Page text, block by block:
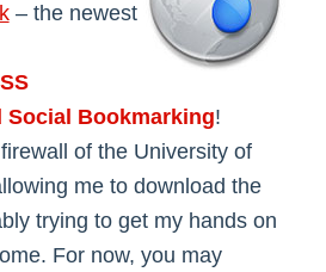
– the newest
Social Bookmarking!
of the University of
me to download the
trying to get my hands on
For now, you may